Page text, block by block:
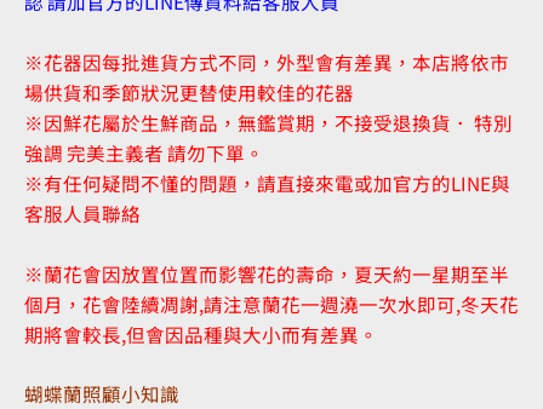
※花器因每批進貨方式不同，外型會有差異，本店將依市
場供貨和季節狀況更替使用較佳的花器
※因鮮花屬於生鮮商品，無鑑賞期，不接受退換貨． 特別
強調 完美主義者 請勿下單。
※有任何疑問不懂的問題，請直接來電或加官方的LINE與
客服人員聯絡
※蘭花會因放置位置而影響花的壽命，夏天約一星期至半
個月，花會陸續凋謝,請注意蘭花一週澆一次水即可,冬天花
期將會較長,但會因品種與大小而有差異。
蝴蝶蘭照顧小知識